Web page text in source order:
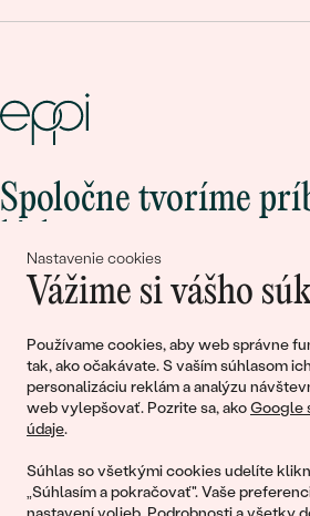
Nastavenie cookies
Vážime si vášho
Používame cookies, aby web správne
tak, ako očakávate. S vaším súhlasom
personalizáciu reklám a analýzu
web vylepšovať. Pozrite sa, akoGoogle
údaje.
Súhlas so všetkými cookies udelíte
„Súhlasím a pokračovať". Vaše
Spoločne tvoríme
Pripojte sa k nám!